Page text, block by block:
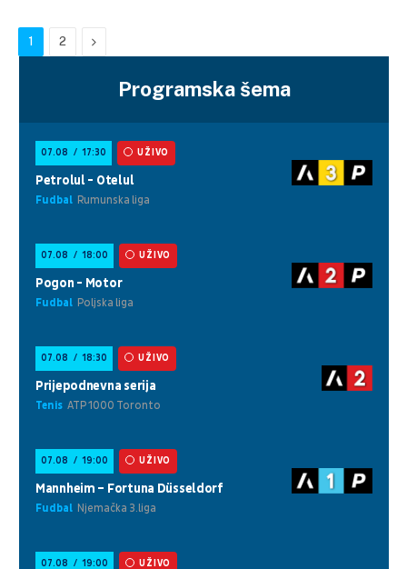
1 2 Next
Programska šema